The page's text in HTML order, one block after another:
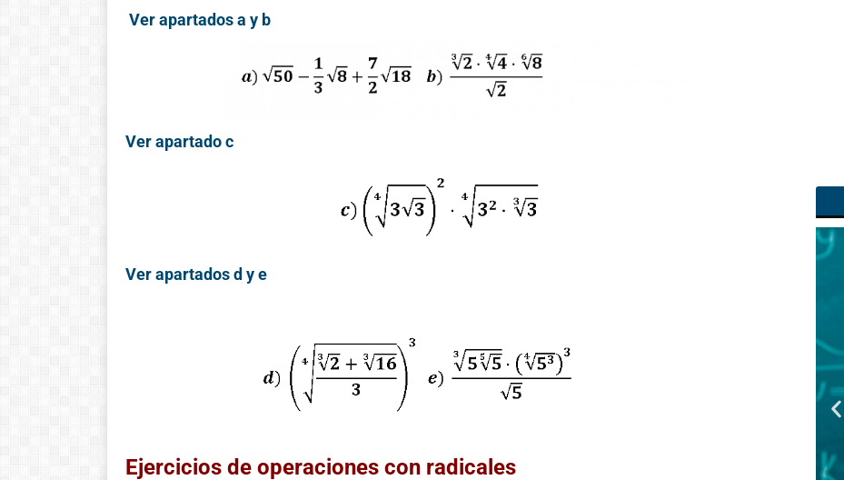
Ver apartados a y b
Ver apartado c
Ver apartados d y e
Ejercicios de operaciones con radicales
matemáticas:
!Esto es la full! Notición
ya se puede adquirir
al infinito. En la Casa 🏠
para todos
Notición!! Ya se puede
para todos
Historia
Del
!Esto es la
ya se puede
nuestro libro
las
al infinito. En